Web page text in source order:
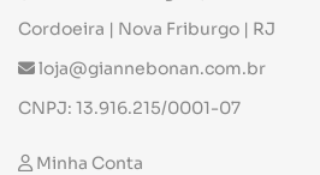
Cordoeira | Nova Friburgo | RJ
loja@giannebonan.com.br
CNPJ: 13.916.215/0001-07
Minha Conta